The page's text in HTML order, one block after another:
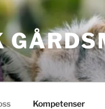
Kompetenser